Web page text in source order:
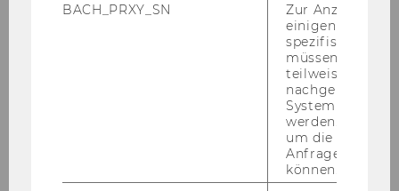
BACH_PRXY_SN
Zur Anzeige von
einigen WU-
spezifischen
müssen
teilweise von
nachgelagerten
System
werden.
um die Antwort
Anfrage
können.